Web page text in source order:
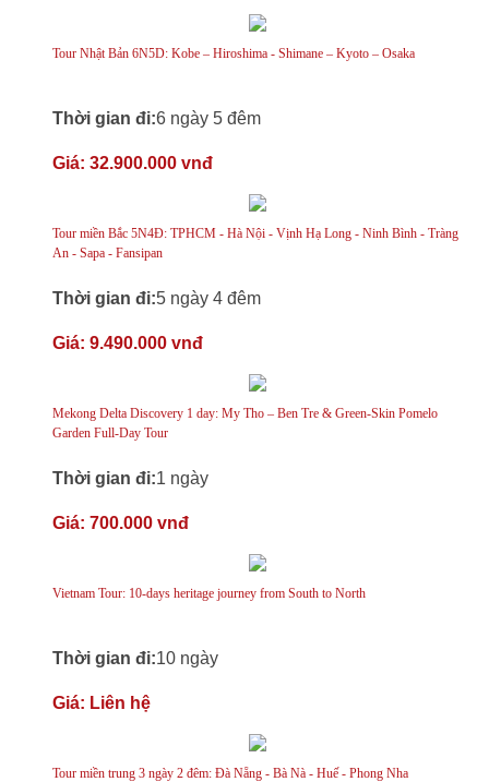
Tour Nhật Bản 6N5D: Kobe – Hiroshima - Shimane – Kyoto – Osaka
Thời gian đi:6 ngày 5 đêm
Giá: 32.900.000 vnđ
Tour miền Bắc 5N4Đ: TPHCM - Hà Nội - Vịnh Hạ Long - Ninh Bình - Tràng
An - Sapa - Fansipan
Thời gian đi:5 ngày 4 đêm
Giá: 9.490.000 vnđ
Mekong Delta Discovery 1 day: My Tho – Ben Tre & Green-Skin Pomelo
Garden Full-Day Tour
Thời gian đi:1 ngày
Giá: 700.000 vnđ
Vietnam Tour: 10-days heritage journey from South to North
Thời gian đi:10 ngày
Giá: Liên hệ
Tour miền trung 3 ngày 2 đêm: Đà Nẵng - Bà Nà - Huế - Phong Nha